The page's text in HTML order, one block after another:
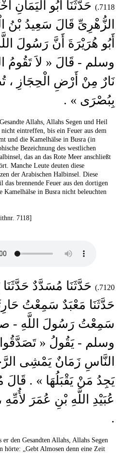
7118.)
حَدَّثَنَا أَبُو الْيَمَانِ
الزُّهْرِىِّ قَالَ سَعِيدُ بْنُ
أَبُو هُرَيْرَةَ أَنَّ رَسُولَ
وسلم - قَالَ « لاَ تَقُومُ
نَارٌ مِنْ أَرْضِ الْحِجَازِ ،
بِبُصْرَى » .
Allahs, Allahs Segen und Heil
eintreffen, bis ein Feuer aus dem
und die Kamelhälse in Busra (in
Bezeichnung des westlichen
das an das Rote Meer anschließt
Manche Leute deuten diese
der Arabischen Halbinsel. Diese
brennende Feuer aus den dortigen
Kamelhälse in Busra nicht beleuchten
7118]
7120.)
حَدَّثَنَا مُسَدَّدٌ
حَدَّثَنَا مَعْبَدٌ سَمِعْتُ
سَمِعْتُ رَسُولَ اللَّهِ -
وسلم - يَقُولُ «
النَّاسِ زَمَانٌ يَمْشِى
يَجِدُ مَنْ يَقْبَلُهَا » . قَالَ
عُبَيْدِ اللَّهِ بْنِ عُمَرَ لأُمِّهِ
.
den Gesandten Allahs, Allahs Segen
hörte: „Gebt Almosen denn eine Zeit